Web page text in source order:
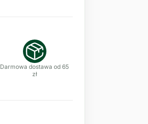
Darmowa dostawa od 65
zł